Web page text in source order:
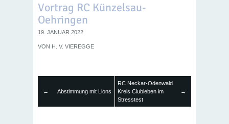
Vortrag RC Künzelsau-
Oehringen
19. JANUAR 2022
VON H. V. VIEREGGE
← Abstimmung mit Lions
RC Neckar-Odenwald
Kreis Clubleben im
Stresstest
→